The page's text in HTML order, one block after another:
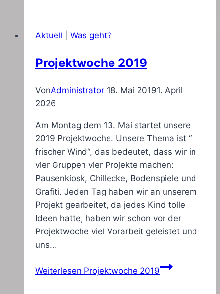
Aktuell Was geht?
Projektwoche 2019
VonAdministrator 18. Mai 20191. April
2026
Am Montag dem 13. Mai startet unsere
2019 Projektwoche. Unsere Thema ist “
frischer Wind“, das bedeutet, dass wir in
vier Gruppen vier Projekte machen:
Pausenkiosk, Chillecke, Bodenspiele und
Grafiti. Jeden Tag haben wir an unserem
Projekt gearbeitet, da jedes Kind tolle
Ideen hatte, haben wir schon vor der
Projektwoche viel Vorarbeit geleistet und
uns…
Weiterlesen Projektwoche 2019